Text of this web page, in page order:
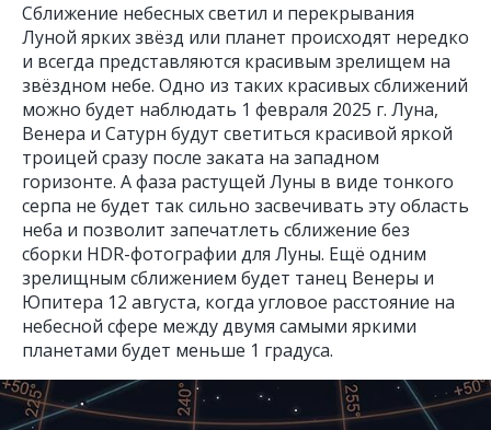
Сближение небесных светил и перекрывания
Луной ярких звёзд или планет происходят нередко
и всегда представляются красивым зрелищем на
звёздном небе. Одно из таких красивых сближений
можно будет наблюдать 1 февраля 2025 г. Луна,
Венера и Сатурн будут светиться красивой яркой
троицей сразу после заката на западном
горизонте. А фаза растущей Луны в виде тонкого
серпа не будет так сильно засвечивать эту область
неба и позволит запечатлеть сближение без
сборки HDR-фотографии для Луны. Ещё одним
зрелищным сближением будет танец Венеры и
Юпитера 12 августа, когда угловое расстояние на
небесной сфере между двумя самыми яркими
планетами будет меньше 1 градуса.